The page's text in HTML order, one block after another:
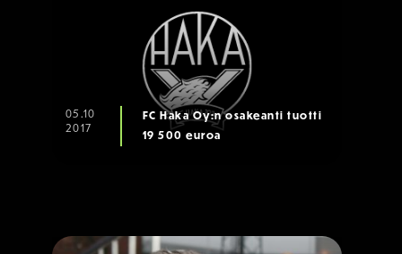
05.10
2017
FC Haka Oy:n osakeanti tuotti
19 500 euroa